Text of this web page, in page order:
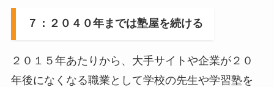
７：２０４０年までは塾屋を続ける
２０１５年あたりから、大手サイトや企業が２０
年後になくなる職業として学校の先生や学習塾を